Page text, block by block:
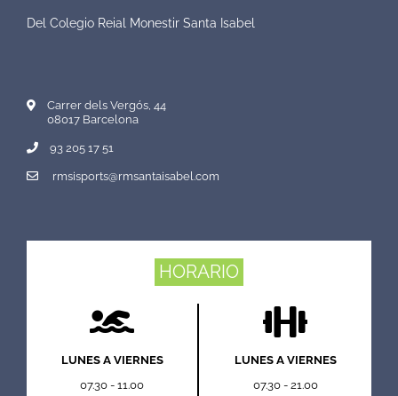
Del Colegio Reial Monestir Santa Isabel
Carrer dels Vergós, 44
08017 Barcelona
93 205 17 51
rmsisports@rmsantaisabel.com
HORARIO
LUNES A VIERNES
07.30 - 11.00
LUNES A VIERNES
07.30 - 21.00